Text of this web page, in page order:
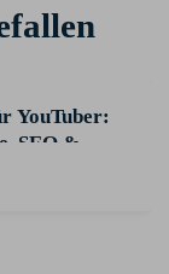
YouTuber:
SEO &